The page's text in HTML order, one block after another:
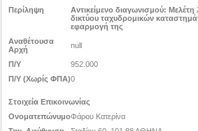
Περίληψη
Αντικείμενο διαγωνισμού:
δικτύου ταχυδρομικών
εφαρμογή της
Αναθέτουσα
Αρχή
null
Π/Υ
952.000
Π/Υ (Χωρίς ΦΠΑ)0
Στοιχεία Επικοινωνίας
ΟνοματεπώνυμοΦάρου Κατερίνα